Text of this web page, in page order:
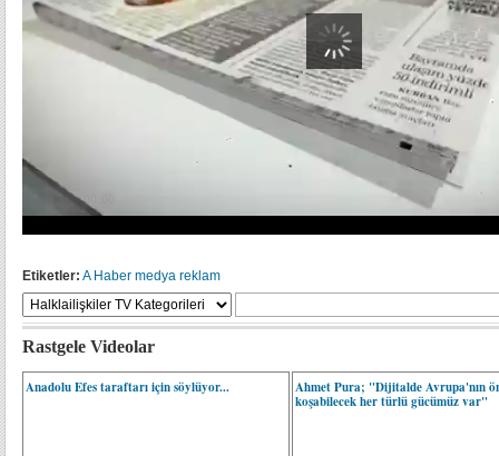
Etiketler: A Haber medya reklam
Rastgele Videolar
Anadolu Efes taraftarı için söylüyor...
Ahmet Pura; "Dijitalde Avrupa'nın
koşabilecek her türlü gücümüz var"